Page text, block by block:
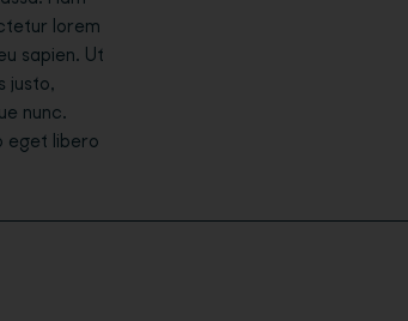
lorem
sapien. Ut
justo,
nunc.
eget libero